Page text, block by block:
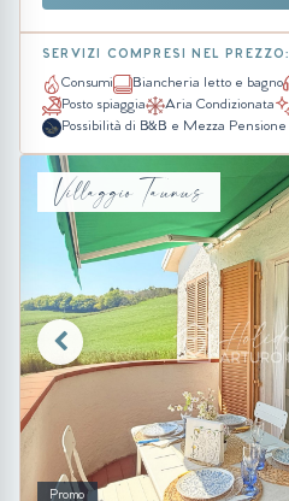
SERVIZI COMPRESI NEL PREZZO:
Consumi Biancheria letto e bagno
Posto spiaggia
Aria Condizionata
Possibilità di B&B e Mezza Pensione
Villaggio Taunus
Promo